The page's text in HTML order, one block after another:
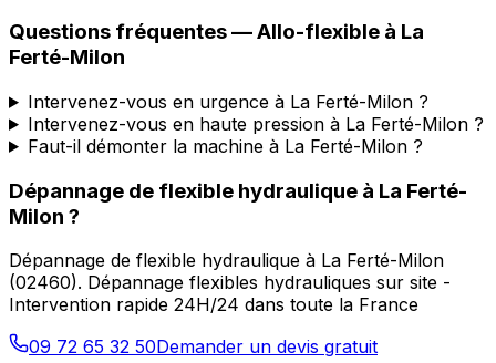
Questions fréquentes —Allo-flexible à La
Ferté-Milon
Intervenez-vous en urgence à La Ferté-Milon ?
Intervenez-vous en haute pression à La Ferté-Milon ?
Faut-il démonter la machine à La Ferté-Milon ?
Dépannage de flexible hydraulique à La Ferté-
Milon ?
Dépannage de flexible hydraulique à La Ferté-Milon
(02460). Dépannage flexibles hydrauliques sur site -
Intervention rapide 24H/24 dans toute la France
09 72 65 32 50Demander un devis gratuit